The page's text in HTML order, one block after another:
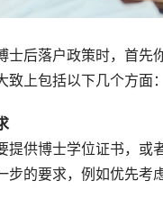
士后落户政策时，首先
致上包括以下几个方面：
提供博士学位证书，或
步的要求，例如优先考